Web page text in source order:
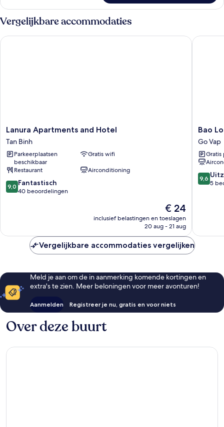
vierpersoonskamer,
uitzicht
op
stad
Vergelijkbare accommodaties
Lanura
Apartments
and
Hotel
Tan
Binh
Lanura Apartments and Hotel
Tan Binh
Parkeerplaatsen
beschikbaar
Gratis wifi
Restaurant
Airconditioning
9.0
van
9,0 Fantastisch
40 beoordelingen
De
prijs
€ 24
inclusief belastingen en toeslagen
20 aug - 21 aug
Lanura Apartments and Hotel
Bao
Long
Go
Vap
Hotel
Go
Vap
Bao
Go Vap
Gratis
9.6
van
9,6
5
Bao
Vergelijkbare accommodaties vergelijken
Meld je aan om de in aanmerking komende kortingen en
extra's te zien. Meer beloningen voor meer avonturen!
Aanmelden Registreer je nu, gratis en voor niets
Over deze buurt